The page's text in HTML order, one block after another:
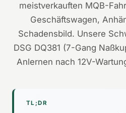
meistverkauften MQB-
Geschäftswagen,
Schadensbild. Unsere
DSG DQ381 (7-Gang
Anlernen nach 12V-
TL;DR